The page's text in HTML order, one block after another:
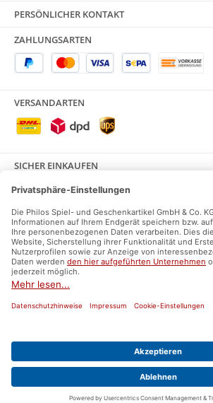
PERSÖNLICHER KONTAKT
ZAHLUNGSARTEN
VERSANDARTEN
SICHER EINKAUFEN
SOCIAL MEDIA
FacebookInstagram
* Alle Preise inkl. gesetzl. Mehrwertsteuer zzgl.
Nachnahmegebühren, wenn nicht
© 2026 Philos GmbH & Co.KG - Alle Rechte